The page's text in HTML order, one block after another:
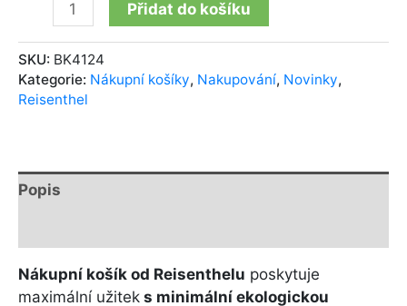
Přidat do košíku
SKU: BK4124
Kategorie: Nákupní košíky, Nakupování, Novinky,
Reisenthel
Popis
Nákupní košík od Reisenthelu poskytuje
maximální užitek s minimální ekologickou